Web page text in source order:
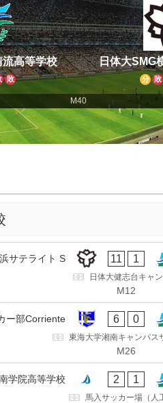
高等学校
敗
日体大SMG
分 敗
M40
サテライト S 11 1
日体大健志台キャ
M12
ー部Corriente 6 0
東海大学湘南キャンパス
M26
学院高等学校 2 1
馬入サッカー場（人